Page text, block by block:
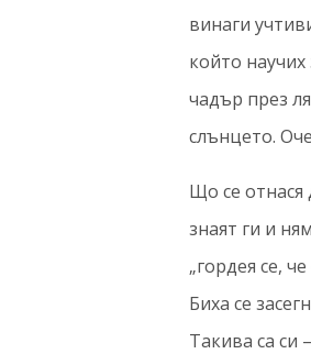
винаги
който
чадър през
слънцето.
Що се отнася
знаят ги и
„гордея се,
Биха се
Такива са си